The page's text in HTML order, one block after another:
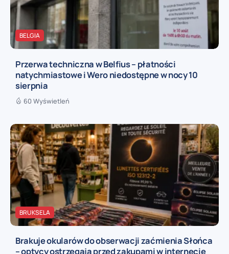
BELGIA
Przerwa techniczna w Belfius – płatności
natychmiastowe i Wero niedostępne w nocy 10
sierpnia
60 Wyświetleń
BRUKSELA
Brakuje okularów do obserwacji zaćmienia Słońca
– optycy ostrzegają przed zakupami w internecie